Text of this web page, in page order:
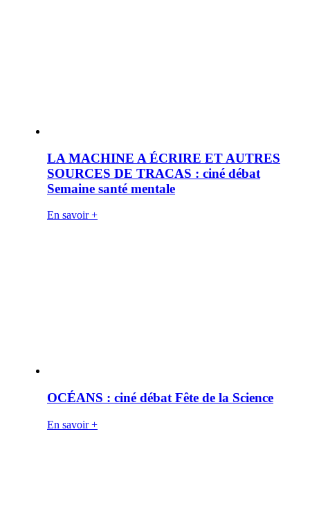
LA MACHINE A ÉCRIRE ET AUTRES
SOURCES DE TRACAS : ciné débat
Semaine santé mentale
En savoir +
OCÉANS : ciné débat Fête de la Science
En savoir +